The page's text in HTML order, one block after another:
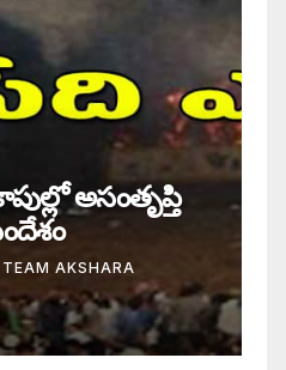
అసంతృప్తి
TEAM AKSHARA